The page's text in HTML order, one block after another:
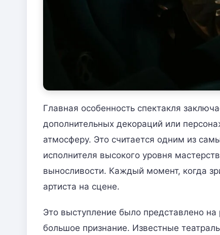
Главная особенность спектакля
дополнительных декораций или
атмосферу. Это считается одним из
исполнителя высокого уровня
выносливости. Каждый момент, когда
артиста на сцене.
Это выступление было представлено
большое признание. Известные